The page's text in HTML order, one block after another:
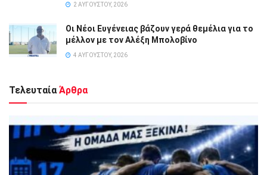
2 ΑΥΓΟΎΣΤΟΥ, 2026
Οι Νέοι Ευγένειας βάζουν γερά θεμέλια για το
μέλλον με τον Αλέξη Μπολοβίνο
4 ΑΥΓΟΎΣΤΟΥ, 2026
Τελευταία Άρθρα